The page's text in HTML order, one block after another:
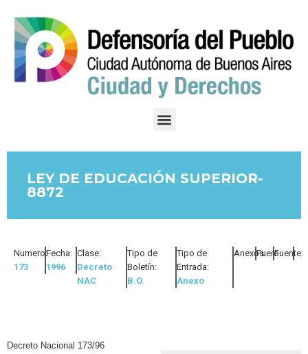
LEY DE EDUCACIÓN SUPERIOR-
8872
Numero:
173
Fecha:
1996
Clase:
Decreto
NAC
Tipo de
Boletín:
B.O.
Tipo de
Entrada:
Anexo
Anexos:Fuero:Fuente:
Decreto Nacional 173/96